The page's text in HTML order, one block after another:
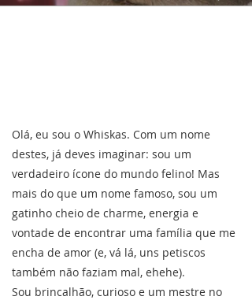
Olá, eu sou o Whiskas. Com um nome
destes, já deves imaginar: sou um
verdadeiro ícone do mundo felino! Mas
mais do que um nome famoso, sou um
gatinho cheio de charme, energia e
vontade de encontrar uma família que me
encha de amor (e, vá lá, uns petiscos
também não faziam mal, ehehe).
Sou brincalhão, curioso e um mestre no